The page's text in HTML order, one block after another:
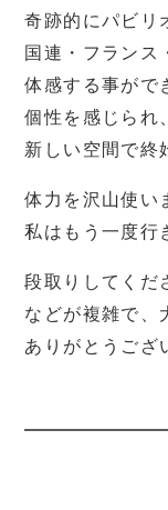
奇跡的にパビリ
国連・フランス
体感する事がで
個性を感じられ
新しい空間で終
体力を沢山使い
私はもう一度行
段取りしてくだ
などが複雑で、
ありがとうござ